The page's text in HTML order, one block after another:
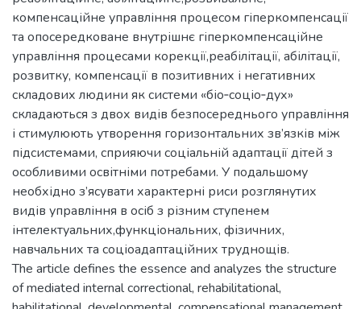
компенсаційне управління процесом гіперкомпенсації
та опосередковане внутрішнє гіперкомпенсаційне
управління процесами корекції,реабілітації, абілітації,
розвитку, компенсації в позитивних і негативних
складових людини як системи «біо‐соціо‐дух»
складаються з двох видів безпосереднього управління
і стимулюють утворення горизонтальних зв’язків між
підсистемами, сприяючи соціальній адаптації дітей з
особливими освітніми потребами. У подальшому
необхідно з’ясувати характерні риси розглянутих
видів управління в осіб з різним ступенем
інтелектуальних,функціональних, фізичних,
навчальних та соціоадаптаційних труднощів.
The article defines the essence and analyzes the structure
of mediated internal correctional, rehabilitational,